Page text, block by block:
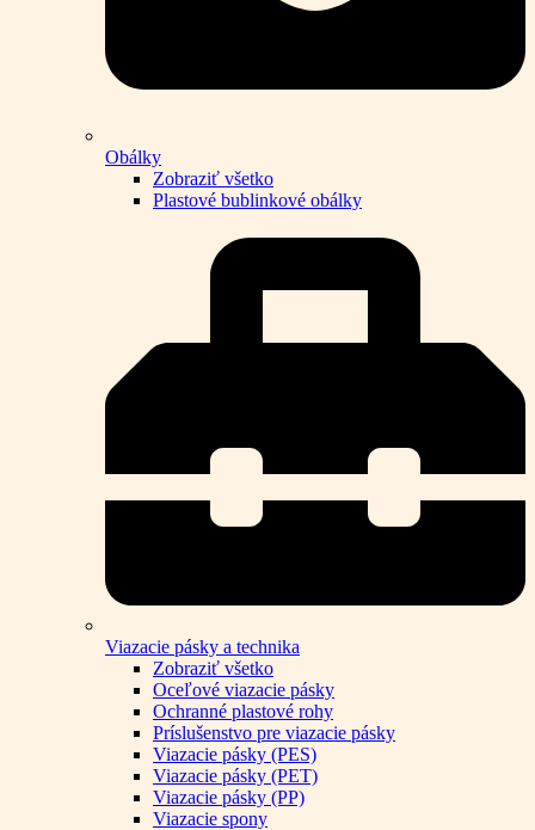
Obálky
Zobraziť všetko
Plastové bublinkové obálky
Viazacie pásky a technika
Zobraziť všetko
Oceľové viazacie pásky
Ochranné plastové rohy
Príslušenstvo pre viazacie pásky
Viazacie pásky (PES)
Viazacie pásky (PET)
Viazacie pásky (PP)
Viazacie spony